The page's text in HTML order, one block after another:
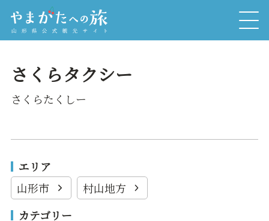
さくらタクシー
さくらたくしー
エリア
山形市
村山地方
カテゴリー